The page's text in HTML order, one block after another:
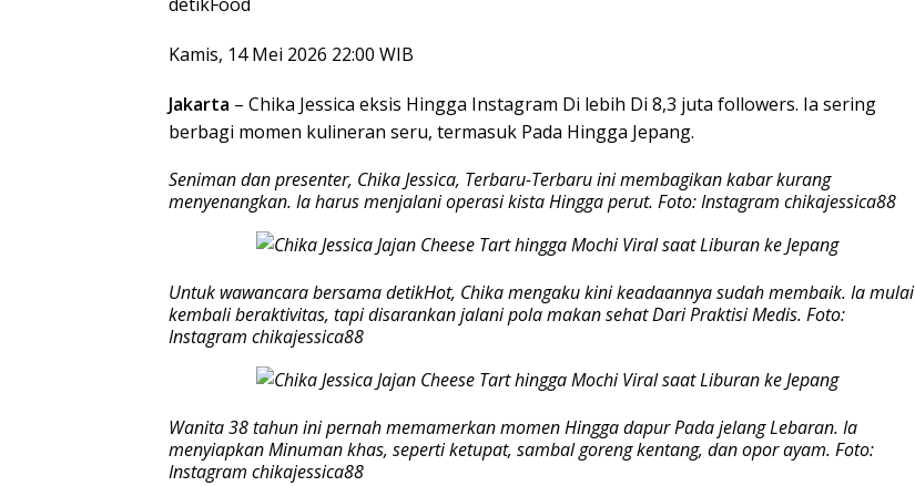
Kamis, 14 Mei 2026 22:00 WIB
Jakarta – Chika Jessica eksis Hingga Instagram Di lebih Di 8,3 juta followers. Ia sering
berbagi momen kulineran seru, termasuk Pada Hingga Jepang.
Seniman dan presenter, Chika Jessica, Terbaru-Terbaru ini membagikan kabar kurang
menyenangkan. Ia harus menjalani operasi kista Hingga perut. Foto: Instagram chikajessica88
Untuk wawancara bersama detikHot, Chika mengaku kini keadaannya sudah membaik. Ia mulai
kembali beraktivitas, tapi disarankan jalani pola makan sehat Dari Praktisi Medis. Foto:
Instagram chikajessica88
Wanita 38 tahun ini pernah memamerkan momen Hingga dapur Pada jelang Lebaran. Ia
menyiapkan Minuman khas, seperti ketupat, sambal goreng kentang, dan opor ayam. Foto:
Instagram chikajessica88